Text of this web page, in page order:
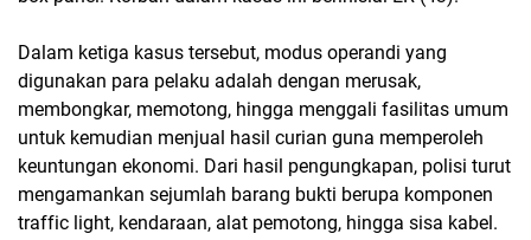
Dalam ketiga kasus tersebut, modus operandi yang
digunakan para pelaku adalah dengan merusak,
membongkar, memotong, hingga menggali fasilitas umum
untuk kemudian menjual hasil curian guna memperoleh
keuntungan ekonomi. Dari hasil pengungkapan, polisi turut
mengamankan sejumlah barang bukti berupa komponen
traffic light, kendaraan, alat pemotong, hingga sisa kabel.